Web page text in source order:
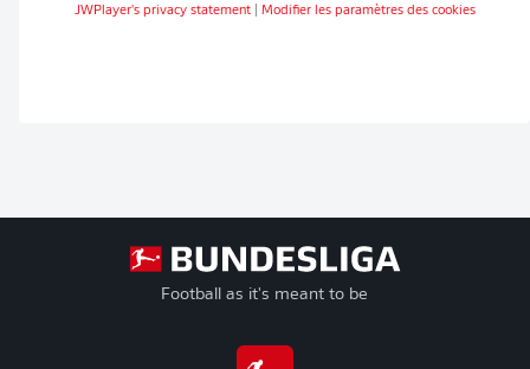
JWPlayer's privacy statement| Modifier les paramètres des cookies
Football as it's meant to be